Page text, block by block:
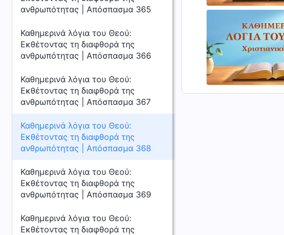
ανθρωπότητας | Απόσπασμα 365
Καθημερινά λόγια του Θεού:
Εκθέτοντας τη διαφθορά της
ανθρωπότητας | Απόσπασμα 366
Καθημερινά λόγια του Θεού:
Εκθέτοντας τη διαφθορά της
ανθρωπότητας | Απόσπασμα 367
Καθημερινά λόγια του Θεού:
Εκθέτοντας τη διαφθορά της
ανθρωπότητας | Απόσπασμα 368
Καθημερινά λόγια του Θεού:
Εκθέτοντας τη διαφθορά της
ανθρωπότητας | Απόσπασμα 369
Καθημερινά λόγια του Θεού:
Εκθέτοντας τη διαφθορά της